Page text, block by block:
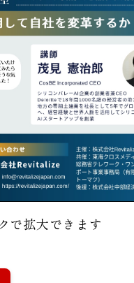
で拡大できます